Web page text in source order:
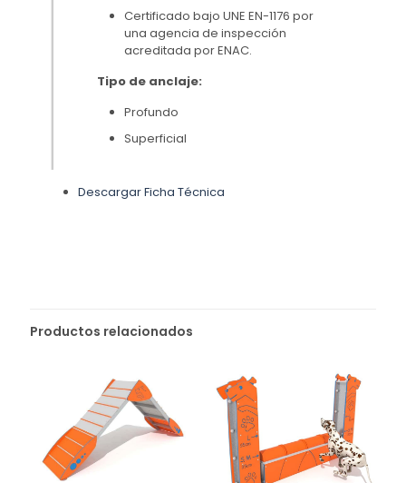
Certificado bajo UNE EN-1176 por
una agencia de inspección
acreditada por ENAC.
Tipo de anclaje:
Profundo
Superficial
Descargar Ficha Técnica
Productos relacionados